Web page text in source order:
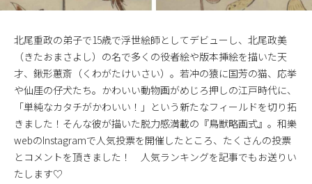
北尾重政の弟子で15歳で浮世絵師としてデビューし、北尾政美
（きたおまさよし）の名で多くの役者絵や版本挿絵を描いた天
才、鍬形蕙斎（くわがたけいさい）。若冲の猿に国芳の猫、応挙
や仙厓の仔犬たち。かわいい動物画がめじろ押しの江戸時代に、
「単純なカタチがかわいい！」という新たなフィールドを切り拓
きました！そんな彼が描いた脱力感満載の『鳥獣略画式』。和樂
webのInstagramで人気投票を開催したところ、たくさんの投票
とコメントを頂きました！ 人気ランキングを記事でもお送りい
たします♡